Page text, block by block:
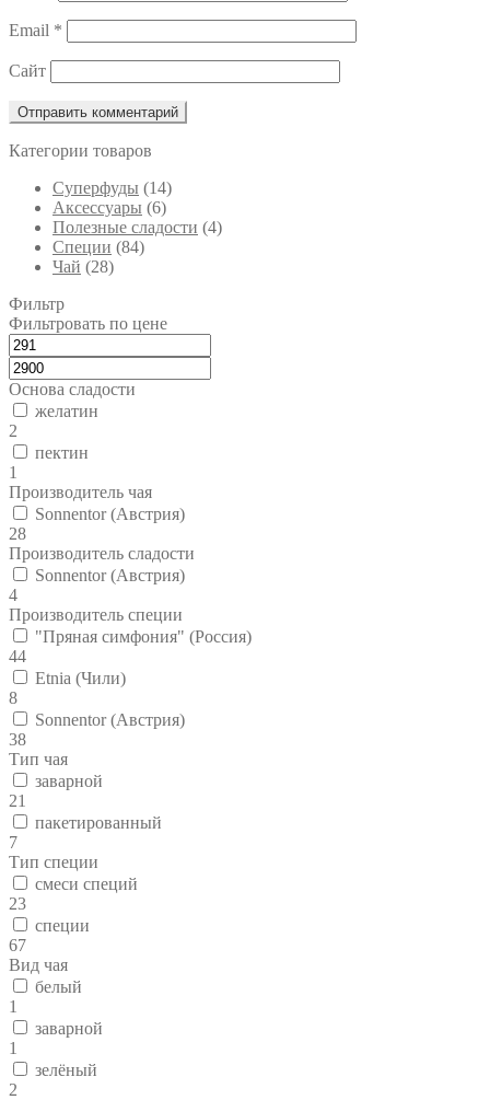
Email *
Сайт
Категории товаров
Cуперфуды (14)
Аксессуары (6)
Полезные сладости (4)
Специи (84)
Чай (28)
Фильтр
Фильтровать по цене
Основа сладости
желатин
2
пектин
1
Производитель чая
Sonnentor (Австрия)
28
Производитель сладости
Sonnentor (Австрия)
4
Производитель специи
"Пряная симфония" (Россия)
44
Etnia (Чили)
8
Sonnentor (Австрия)
38
Тип чая
заварной
21
пакетированный
7
Тип специи
смеси специй
23
специи
67
Вид чая
белый
1
заварной
1
зелёный
2